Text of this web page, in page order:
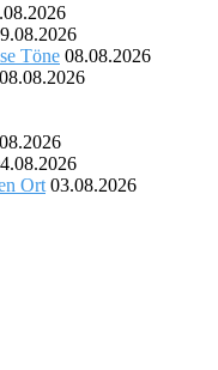
Töne 08.08.2026
08.08.2026
Ort 03.08.2026